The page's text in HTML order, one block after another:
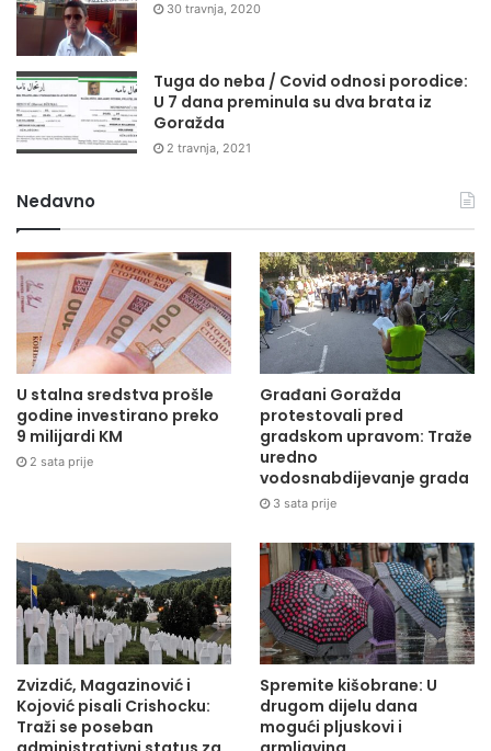
30 travnja, 2020
Tuga do neba / Covid odnosi porodice:
U 7 dana preminula su dva brata iz
Goražda
2 travnja, 2021
Nedavno
U stalna sredstva prošle
godine investirano preko
9 milijardi KM
2 sata prije
Građani Goražda
protestovali pred
gradskom upravom: Traže
uredno
vodosnabdijevanje grada
3 sata prije
Zvizdić, Magazinović i
Kojović pisali Crishocku:
Traži se poseban
Spremite kišobrane: U
drugom dijelu dana
mogući pljuskovi i